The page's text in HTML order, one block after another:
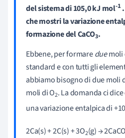
del sistema di 105,0 kJ mol-1.
che mostri la variazione
formazione del CaCO3.
Ebbene, per formareduemoli
standard e con tutti gli
abbiamo bisogno di due moli
moli di O2. La domanda ci
una variazione entalpica di
2Ca(s) + 2C(s) + 3O2(g) →